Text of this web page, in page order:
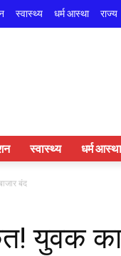
स्वास्थ्य धर्म आस्था राज्य
स्वास्थ्य धर्म आस्था
बंद
युवक